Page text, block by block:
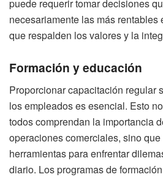
puede requerir tomar decisiones
necesariamente las más rentables
que respalden los valores y la
Formación y educación
Proporcionar capacitación regular
los empleados es esencial. Esto
todos comprendan la importancia
operaciones comerciales, sino
herramientas para enfrentar
diario. Los programas de